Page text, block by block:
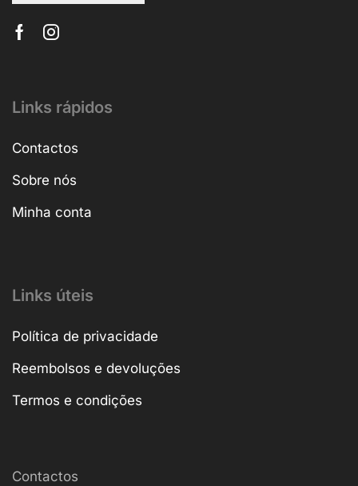
Links rápidos
Contactos
Sobre nós
Minha conta
Links úteis
Política de privacidade
Reembolsos e devoluções
Termos e condições
Contactos